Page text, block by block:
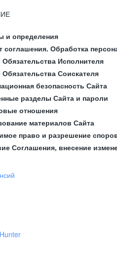
и определения
соглашения. Обработка
Исполнителя
Соискателя
безопасность Сайта
разделы Сайта и пароли
отношения
материалов Сайта
право и разрешение
Соглашения, внесение